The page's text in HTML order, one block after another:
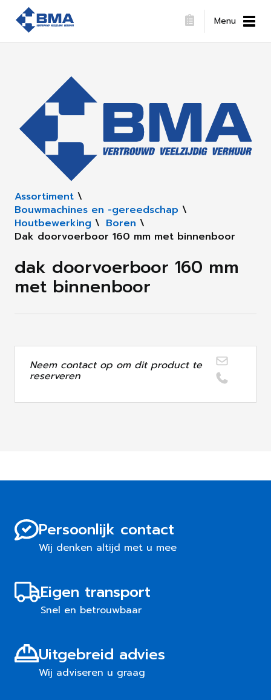
Menu
Assortiment \
Bouwmachines en -gereedschap \
Houtbewerking \ Boren \
Dak doorvoerboor 160 mm met binnenboor
dak doorvoerboor 160 mm
met binnenboor
Neem contact op om dit product te
reserveren
Persoonlijk contact
Wij denken altijd met u mee
Eigen transport
Snel en betrouwbaar
Uitgebreid advies
Wij adviseren u graag